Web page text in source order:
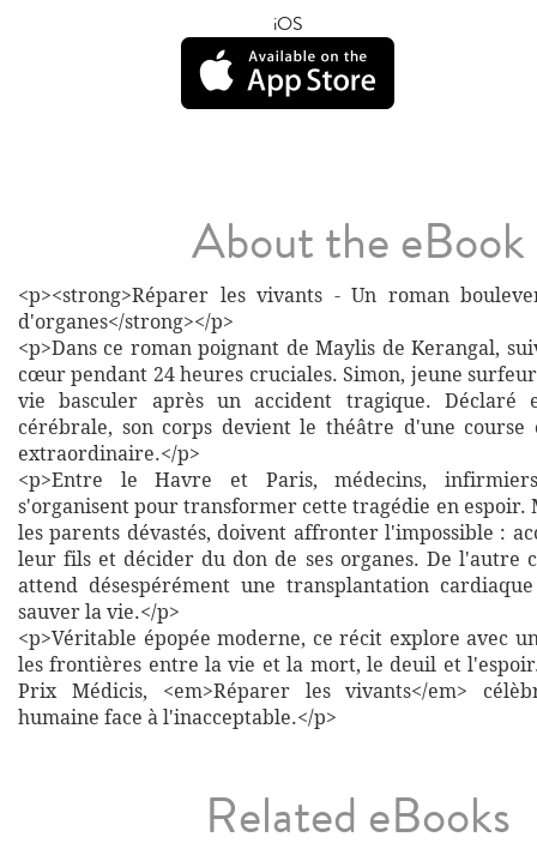
iOS
About the eBook
<p><strong>Réparer les vivants - Un roman
d'organes</strong></p>
<p>Dans ce roman poignant de Maylis de Kerangal,
cœur pendant 24 heures cruciales. Simon, jeune
vie basculer après un accident tragique.
cérébrale, son corps devient le théâtre d'une
extraordinaire.</p>
<p>Entre le Havre et Paris, médecins,
s'organisent pour transformer cette tragédie en espoir.
les parents dévastés, doivent affronter l'impossible :
leur fils et décider du don de ses organes. De l'autre
attend désespérément une transplantation
sauver la vie.</p>
<p>Véritable épopée moderne, ce récit explore avec
les frontières entre la vie et la mort, le deuil et
Prix Médicis, <em>Réparer les vivants</em>
humaine face à l'inacceptable.</p>
Related eBooks